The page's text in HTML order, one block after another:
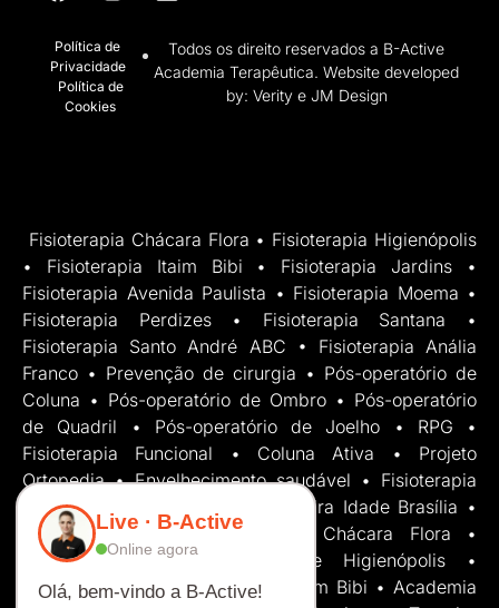
Live · B-Active
Online agora
Olá, bem-vindo a B-Active!
Política de
Privacidade
Política de
Cookies
Todos os direito reservados a B-Active
Academia Terapêutica. Website developed
by: Verity e JM Design
Fisioterapia Chácara Flora • Fisioterapia Higienópolis
• Fisioterapia Itaim Bibi • Fisioterapia Jardins •
Fisioterapia Avenida Paulista • Fisioterapia Moema •
Fisioterapia Perdizes • Fisioterapia Santana •
Fisioterapia Santo André ABC • Fisioterapia Anália
Franco • Prevenção de cirurgia • Pós-operatório de
Coluna • Pós-operatório de Ombro • Pós-operatório
de Quadril • Pós-operatório de Joelho • RPG •
Fisioterapia Funcional • Coluna Ativa • Projeto
Ortopedia • Envelhecimento saudável • Fisioterapia
Esportiva • Academia para Terceira Idade Brasília •
Academia para Terceira Idade Chácara Flora •
Academia para Terceira Idade Higienópolis •
Academia para Terceira Idade Itaim Bibi • Academia